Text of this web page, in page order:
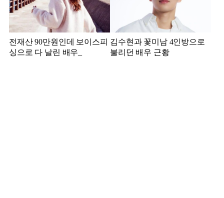
전재산 90만원인데 보이스피
싱으로 다 날린 배우_
김수현과 꽃미남 4인방으로
불리던 배우 근황